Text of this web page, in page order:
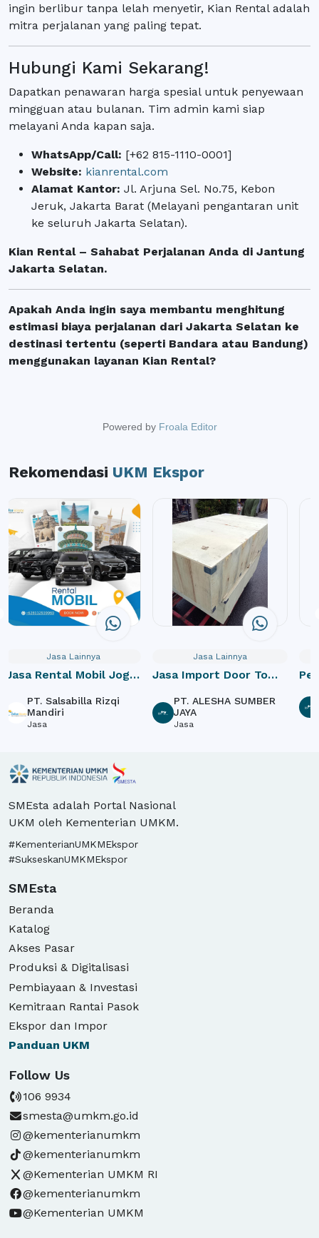
ingin berlibur tanpa lelah menyetir, Kian Rental adalah
mitra perjalanan yang paling tepat.
Hubungi Kami Sekarang!
Dapatkan penawaran harga spesial untuk penyewaan
mingguan atau bulanan. Tim admin kami siap
melayani Anda kapan saja.
WhatsApp/Call: [+62 815-1110-0001]
Website: kianrental.com
Alamat Kantor: Jl. Arjuna Sel. No.75, Kebon
Jeruk, Jakarta Barat (Melayani pengantaran unit
ke seluruh Jakarta Selatan).
Kian Rental – Sahabat Perjalanan Anda di Jantung
Jakarta Selatan.
Apakah Anda ingin saya membantu menghitung
estimasi biaya perjalanan dari Jakarta Selatan ke
destinasi tertentu (seperti Bandara atau Bandung)
menggunakan layanan Kian Rental?
Powered by Froala Editor
Rekomendasi UKM Ekspor
Jasa Lainnya
Jasa Rental Mobil Jogja
PT. Salsabilla Rizqi
Mandiri
Jasa
Jasa Lainnya
Jasa Import Door To
PT. ALESHA SUMBER
JAYA
Jasa
SMEsta adalah Portal Nasional
UKM oleh Kementerian UMKM.
#KementerianUMKMEkspor
#SukseskanUMKMEkspor
SMEsta
Beranda
Katalog
Akses Pasar
Produksi & Digitalisasi
Pembiayaan & Investasi
Kemitraan Rantai Pasok
Ekspor dan Impor
Panduan UKM
Follow Us
106 9934
smesta@umkm.go.id
@kementerianumkm
@kementerianumkm
@Kementerian UMKM RI
@kementerianumkm
@Kementerian UMKM